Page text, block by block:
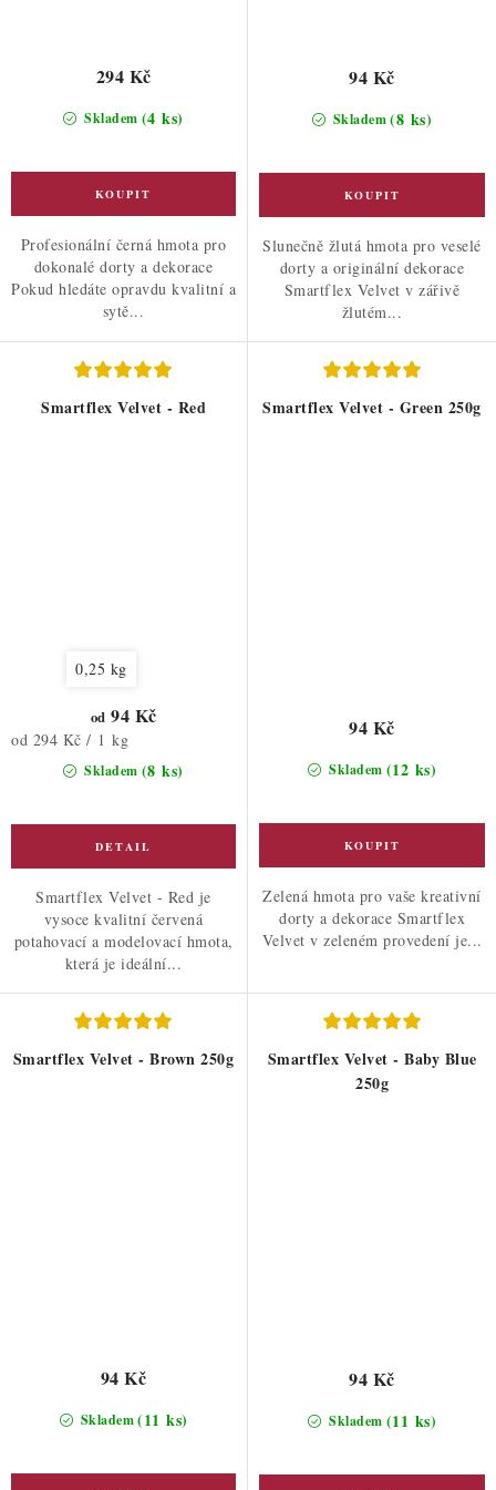
Skladem (4 ks)
294 Kč
Profesionální černá hmota pro
dokonalé dorty a dekorace
Pokud hledáte opravdu kvalitní a
sytě...
Skladem(8 ks)
94 Kč
Slunečně žlutá hmota pro veselé
dorty a originální dekorace
Smartflex Velvet v zářivě
žlutém...
Smartflex Velvet - Red
0,25 kg
Skladem (8 ks)
od 94 Kč
Měrná
od 294 Kč / 1 kg
Smartflex Velvet - Red je
vysoce kvalitní červená
potahovací a modelovací hmota,
která je ideální...
Smartflex Velvet - Green 250g
Skladem (12 ks)
94 Kč
Zelená hmota pro vaše kreativní
dorty a dekorace Smartflex
Velvet v zeleném provedení je...
Smartflex Velvet - Brown 250g
Skladem(11 ks)
94 Kč
Smartflex Velvet - Baby Blue
250g
Skladem (11 ks)
94 Kč